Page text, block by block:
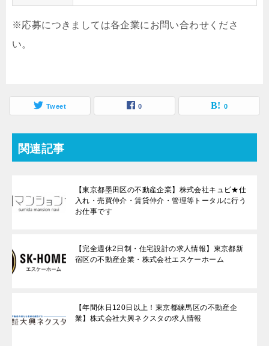
※応募につきましては各企業にお問い合わせくださ
い。
Tweet 0 0
関連記事
【東京都墨田区の不動産企業】株式会社キュピ★仕
入れ・売買仲介・賃貸仲介・管理等トータルに行う
お仕事です
【完全週休2日制・住宅設計の求人情報】東京都新
宿区の不動産企業・株式会社エスケーホーム
【年間休日120日以上！東京都練馬区の不動産企
業】株式会社大興ネクスタの求人情報